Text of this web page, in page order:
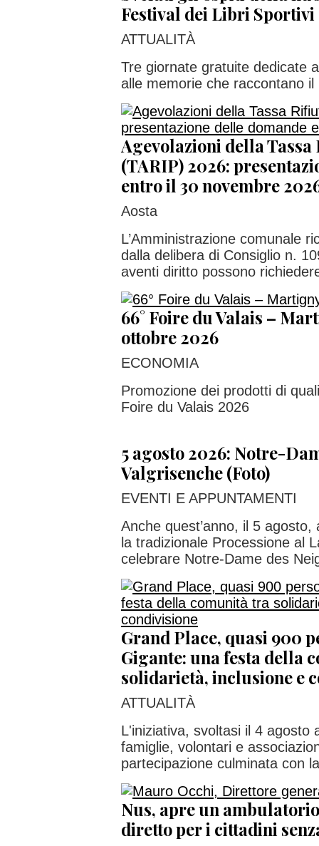
Festival dei Libri Sportivi
ATTUALITÀ
Tre giornate gratuite dedicate
alle memorie che raccontano
Agevolazioni della
(TARIP) 2026:
entro il 30 novembre
Aosta
L’Amministrazione comunale
dalla delibera di Consiglio n.
aventi diritto possono
66° Foire du Valais –
ottobre 2026
ECONOMIA
Promozione dei prodotti di
Foire du Valais 2026
5 agosto 2026: Notre-
Valgrisenche (Foto)
EVENTI E APPUNTAMENTI
Anche quest’anno, il 5
la tradizionale Processione al
celebrare Notre-Dame des
Grand Place, quasi 900
Gigante: una festa della
solidarietà, inclusione e
ATTUALITÀ
L'iniziativa, svoltasi il 4 agosto
famiglie, volontari e
partecipazione culminata con
Nus, apre un
diretto per i cittadini